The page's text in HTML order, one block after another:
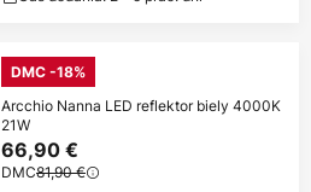
DMC -18%
Arcchio Nanna LED reflektor biely 4000K
21W
66,90 €
DMC81,90 €